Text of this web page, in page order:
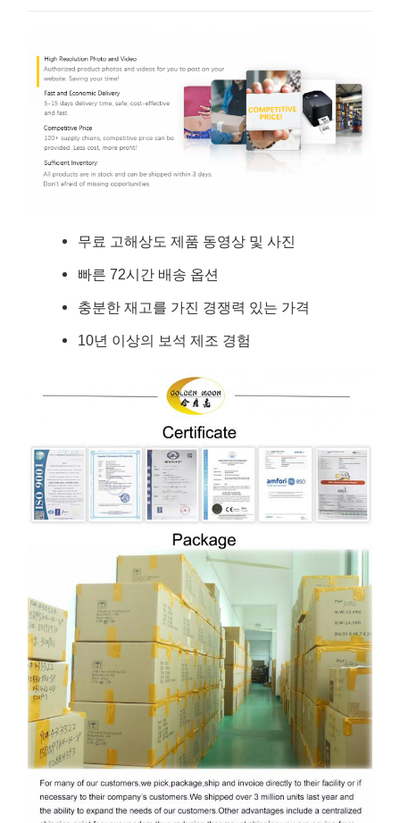
무료 고해상도 제품 동영상 및 사진
빠른 72시간 배송 옵션
충분한 재고를 가진 경쟁력 있는 가격
10년 이상의 보석 제조 경험